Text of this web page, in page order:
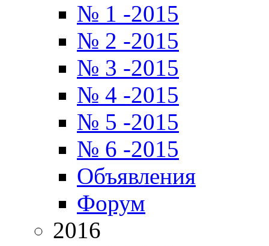
№ 1 -2015
№ 2 -2015
№ 3 -2015
№ 4 -2015
№ 5 -2015
№ 6 -2015
Объявления
Форум
2016